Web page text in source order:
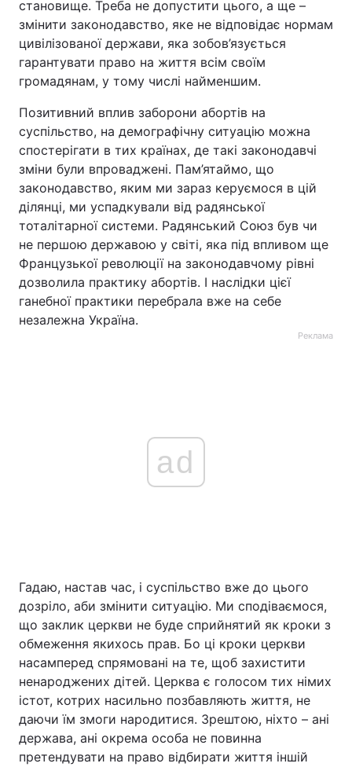
становище. Треба не допустити цього, а ще –
змінити законодавство, яке не відповідає нормам
цивілізованої держави, яка зобов’язується
гарантувати право на життя всім своїм
громадянам, у тому числі найменшим.
Позитивний вплив заборони абортів на
суспільство, на демографічну ситуацію можна
спостерігати в тих країнах, де такі законодавчі
зміни були впроваджені. Пам’ятаймо, що
законодавство, яким ми зараз керуємося в цій
ділянці, ми успадкували від радянської
тоталітарної системи. Радянський Союз був чи
не першою державою у світі, яка під впливом ще
Французької революції на законодавчому рівні
дозволила практику абортів. І наслідки цієї
ганебної практики перебрала вже на себе
незалежна Україна.
Реклама
ad
Гадаю, настав час, і суспільство вже до цього
дозріло, аби змінити ситуацію. Ми сподіваємося,
що заклик церкви не буде сприйнятий як кроки з
обмеження якихось прав. Бо ці кроки церкви
насамперед спрямовані на те, щоб захистити
ненароджених дітей. Церква є голосом тих німих
істот, котрих насильно позбавляють життя, не
даючи їм змоги народитися. Зрештою, ніхто – ані
держава, ані окрема особа не повинна
претендувати на право відбирати життя іншій